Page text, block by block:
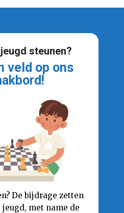
steunen?
veld op ons
De bijdrage zetten
met name de